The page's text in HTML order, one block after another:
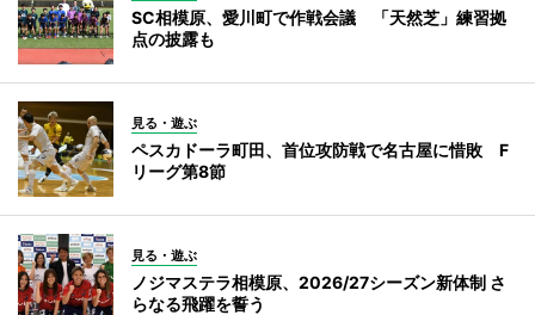
SC相模原、愛川町で作戦会議 「天然芝」練習拠
点の披露も
見る・遊ぶ
ペスカドーラ町田、首位攻防戦で名古屋に惜敗 F
リーグ第8節
見る・遊ぶ
ノジマステラ相模原、2026/27シーズン新体制 さ
らなる飛躍を誓う